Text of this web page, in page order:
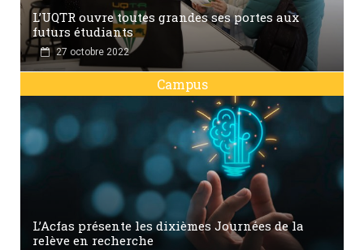
L’UQTR ouvre toutes grandes ses portes aux
futurs étudiants
27 octobre 2022
Campus
L’Acfas présente les dixièmes Journées de la
relève en recherche